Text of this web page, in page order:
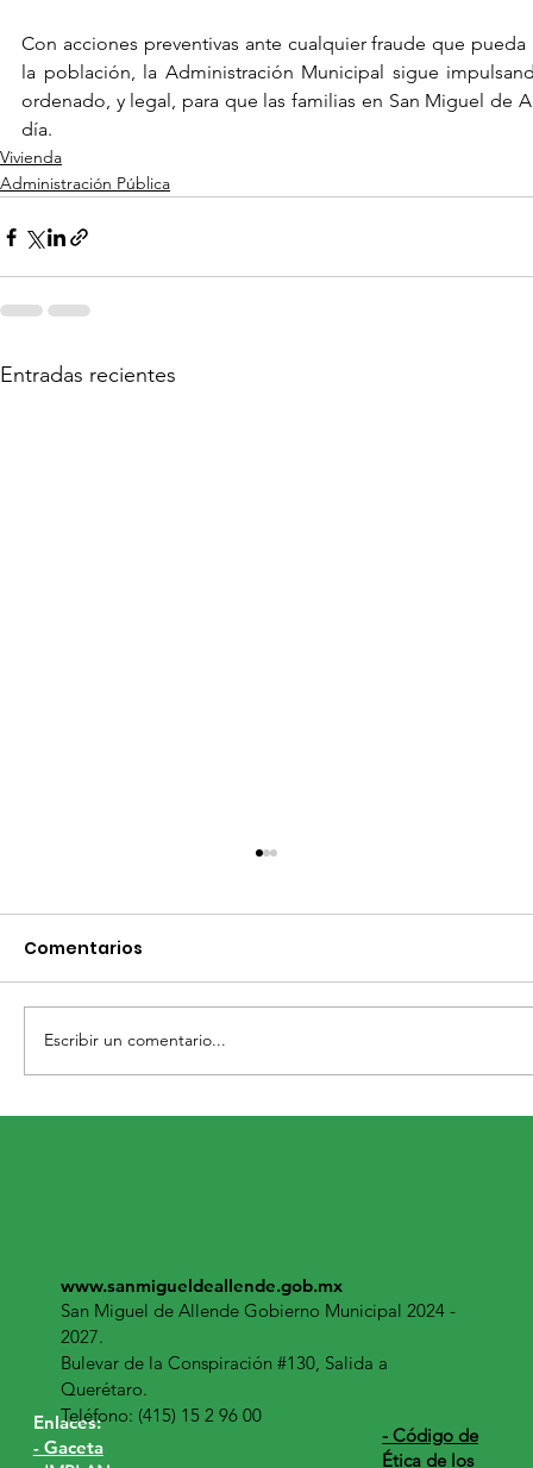
Con acciones preventivas ante cualquier fraude que
la población, la Administración Municipal sigue
ordenado, y legal, para que las familias en San Miguel de
día.
Vivienda
Administración Pública
Entradas recientes
Comentarios
Escribir un comentario...
Enlaces:
- Gaceta
www.sanmigueldeallende.gob.mx
San Miguel de Allende Gobierno Municipal 2024 -
2027.
Bulevar de la Conspiración #130, Salida a
Querétaro.
Teléfono: (415) 15 2 96 00
​- Código de
Ética de los